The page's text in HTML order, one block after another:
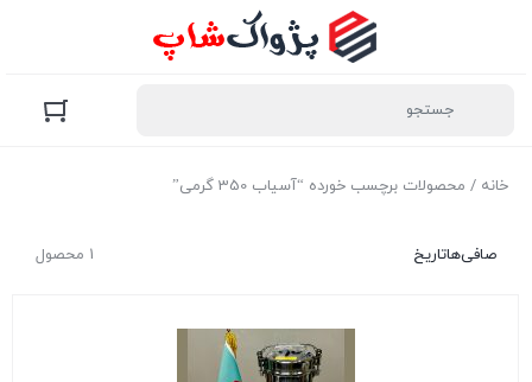
خانه / محصولات برچسب خورده “آسیاب 350 گرمی”
1 محصول صافی‌هاتاریخ